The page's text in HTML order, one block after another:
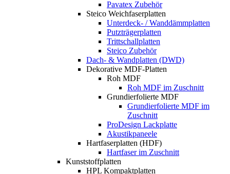
Pavatex Zubehör
Steico Weichfaserplatten
Unterdeck- / Wanddämmplatten
Putzträgerplatten
Trittschallplatten
Steico Zubehör
Dach- & Wandplatten (DWD)
Dekorative MDF-Platten
Roh MDF
Roh MDF im Zuschnitt
Grundierfolierte MDF
Grundierfolierte MDF im
Zuschnitt
ProDesign Lackplatte
Akustikpaneele
Hartfaserplatten (HDF)
Hartfaser im Zuschnitt
Kunststoffplatten
HPL Kompaktplatten